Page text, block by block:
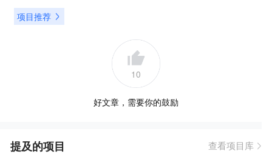
项目推荐
10
好文章，需要你的鼓励
提及的项目 查看项目库